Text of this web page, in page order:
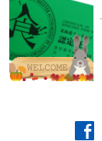
facebook